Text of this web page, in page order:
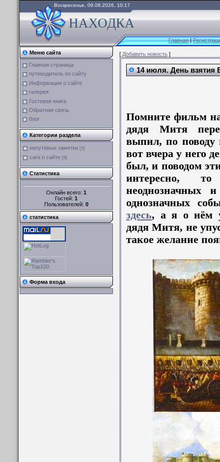
Воскресенье, 09.08.2026, 10:17
НАХОДКА
Главная|
Меню сайта
Главная страница
путеводитель по сайту
Информация о сайте
галерея
Гостевая книга
Обратная связь
блог
Категории раздела
непутёвые заметки [5]
сага о сайте [8]
Статистика
Онлайн всего: 1
Гостей: 1
Пользователей: 0
статистика
Форма входа
[Добавить новость]
14 июля. День взятия
Помните фильм
дядя Митя
выпил, по поводу
вот вчера у него
был, и поводом
интересно,
неоднозначных
однозначных
здесь, а я о нём
дядя Митя, не
такое желание